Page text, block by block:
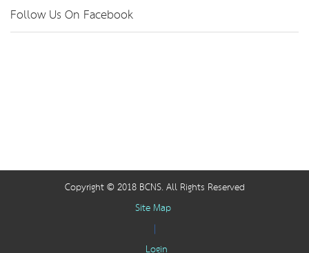
Follow Us On Facebook
Copyright © 2018 BCNS. All Rights Reserved
Site Map
|
Login